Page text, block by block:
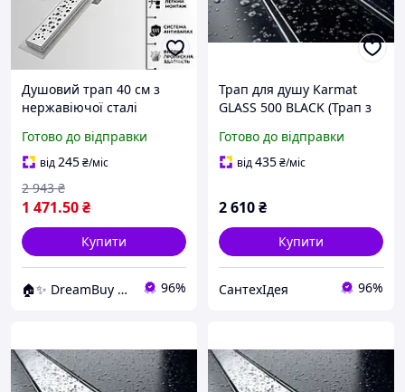
Душовий трап 40 см з
нержавіючої сталі
лінійний душовий
Лінійний трап для душу
40 см
Готово до відправки
від245₴/міс
1 471.50₴
2 943 ₴
Купити
🏠✨ DreamBuy ✨🏠 96%
Трап для душу Karmat
GLASS 500 BLACK (Трап з
накладка чорне скло)
Готово до відправки
від435₴/міс
2 610₴
Купити
СантехІдея 96%